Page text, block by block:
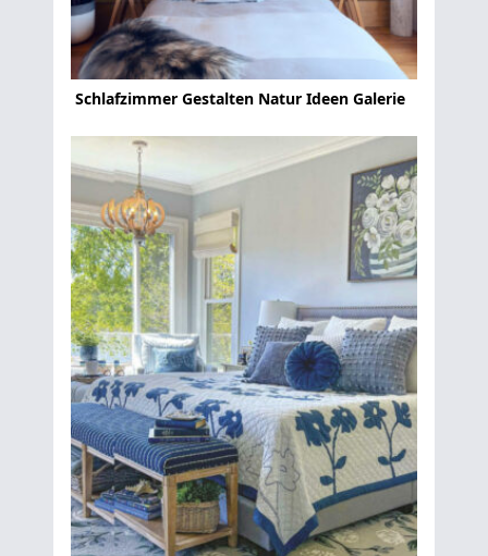
Schlafzimmer Gestalten Natur Ideen Galerie